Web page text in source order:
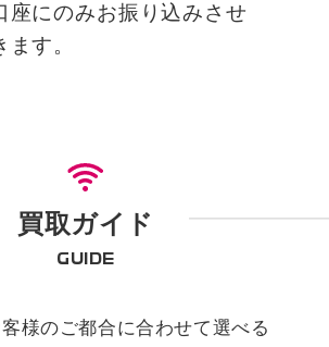
座にのみお振り込みさせ
ます。
買取ガイド
GUIDE
様のご都合に合わせて選べる